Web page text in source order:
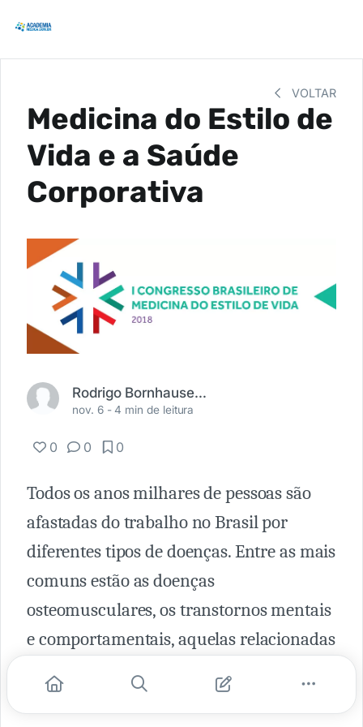
VOLTAR
Medicina do Estilo de
Vida e a Saúde
Corporativa
Rodrigo Bornhausen Demarch
nov. 6 -4 min de leitura
0 0 0
Todos os anos milhares de pessoas são
afastadas do trabalho no Brasil por
diferentes tipos de doenças. Entre as mais
comuns estão as doenças
osteomusculares, os transtornos mentais
e comportamentais, aquelas relacionadas
cardiovascular.